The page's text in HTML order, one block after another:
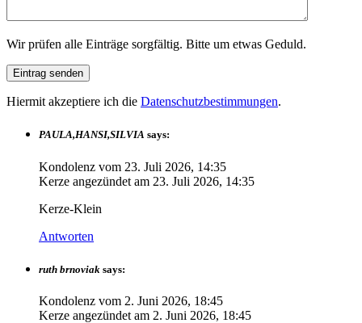
Wir prüfen alle Einträge sorgfältig. Bitte um etwas Geduld.
Hiermit akzeptiere ich die Datenschutzbestimmungen.
PAULA,HANSI,SILVIA says:
Kondolenz vom 23. Juli 2026, 14:35
Kerze angezündet am 23. Juli 2026, 14:35
Kerze-Klein
Antworten
ruth brnoviak says:
Kondolenz vom 2. Juni 2026, 18:45
Kerze angezündet am 2. Juni 2026, 18:45